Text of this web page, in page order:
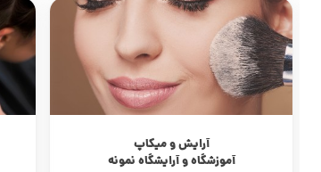
آرایش و میکاپ
آموزشگاه و آرایشگاه نمونه